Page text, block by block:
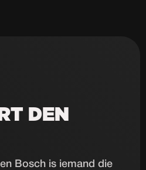
DEN
Bosch is iemand die